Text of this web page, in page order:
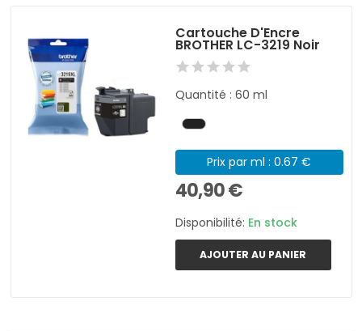
Cartouche D'Encre
BROTHER LC-3219 Noir
Quantité : 60 ml
Prix par ml : 0.67 €
40,90 €
Disponibilité: En stock
AJOUTER AU PANIER